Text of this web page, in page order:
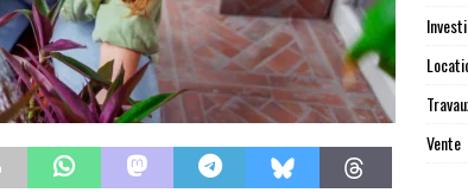
Vente